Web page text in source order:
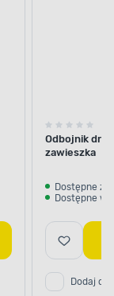
Odbojnik
zawieszka
Dostępne z
Dostępne w
Dodaj do